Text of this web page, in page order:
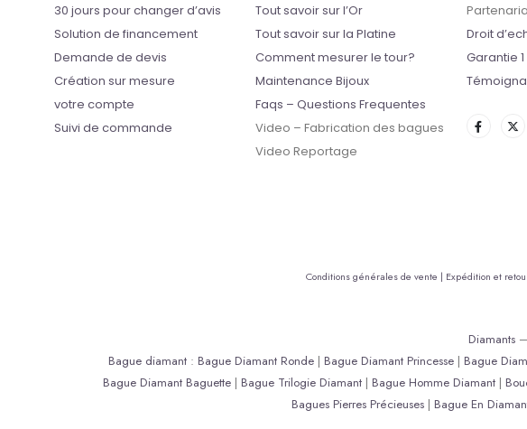
30 jours pour changer d’avis
Solution de financement
Demande de devis
Création sur mesure
votre compte
Suivi de commande
Tout savoir sur l’Or
Tout savoir sur la Platine
Comment mesurer le tour?
Maintenance Bijoux
Faqs – Questions Frequentes
Video – Fabrication des bagues
Video Reportage
Droit
Garantie
Conditions générales de vente | Expédition et
Diamants–
Bague diamant: Bague Diamant Ronde| Bague Diamant Princesse| Bague
Bague Diamant Baguette | Bague Trilogie Diamant | Bague Homme Diamant |
Bagues Pierres Précieuses| Bague En